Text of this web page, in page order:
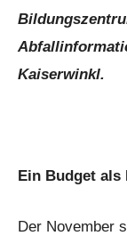
Kaiserwinkl.
Ein Budget als
Der November